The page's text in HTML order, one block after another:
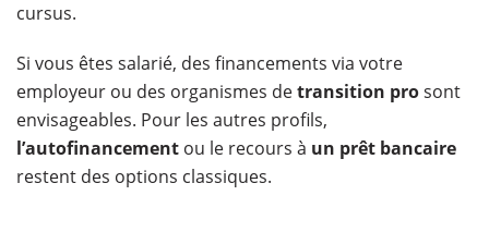
cursus.
Si vous êtes salarié, des financements via votre
employeur ou des organismes detransition prosont
envisageables. Pour les autres profils,
l’autofinancement ou le recours à un prêt bancaire
restent des options classiques.